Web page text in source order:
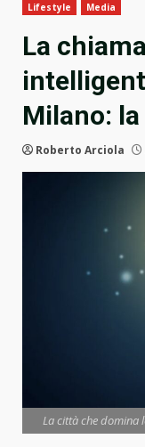
Lifestyle Media
La
Milano:
Roberto Arciola
La città che domina